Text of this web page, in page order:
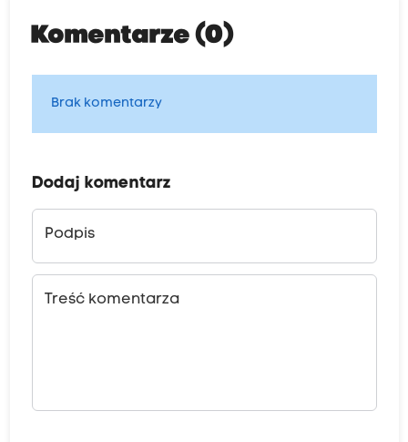
Komentarze (0)
Brak komentarzy
Dodaj komentarz
Podpis
Treść komentarza